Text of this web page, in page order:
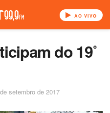
AO VIVO
do 19˚
setembro de 2017